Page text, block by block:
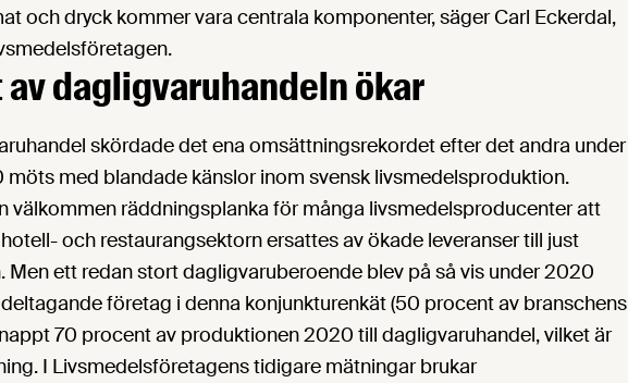
och dryck kommer vara centrala komponenter, säger Carl Eckerdal,
dagligvaruhandeln ökar
skördade det ena omsättningsrekordet efter det andra under
med blandade känslor inom svensk livsmedelsproduktion.
välkommen räddningsplanka för många livsmedelsproducenter att
och restaurangsektorn ersattes av ökade leveranser till just
Men ett redan stort dagligvaruberoende blev på så vis under 2020
företag i denna konjunkturenkät (50 procent av branschens
70 procent av produktionen 2020 till dagligvaruhandel, vilket är
I Livsmedelsföretagens tidigare mätningar brukar